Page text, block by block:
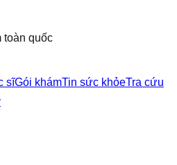
toàn quốc
sĩGói khámTin sức khỏeTra cứu